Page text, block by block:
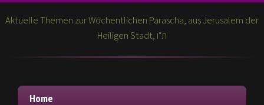
Aktuelle Themen zur Wöchentlichen Parascha, aus Jerusalem der
Heiligen Stadt, ת"ו
Home